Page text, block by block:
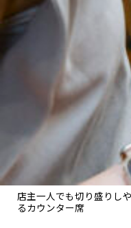
店主一人でも切り盛りし
るカウンター席